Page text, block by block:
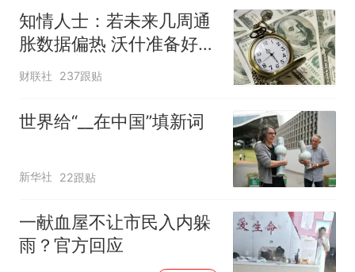
知情人士：若未来几周通
胀数据偏热 沃什准备好加
息
财联社 237跟贴
世界给“__在中国”填新词
新华社 22跟贴
一献血屋不让市民入内躲
雨？官方回应